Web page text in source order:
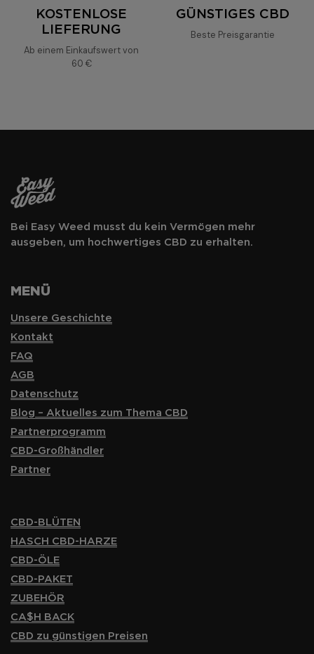
fruchtige, pflanzliche und würzige
Noten
wirksames CBD zu einem
günstigen Preis
KOSTENLOSE
LIEFERUNG
Ab einem Einkaufswert von
60 €
GÜNSTIGES CBD
Beste Preisgarantie
Bei Easy Weed musst du kein Vermögen mehr
ausgeben, um hochwertiges CBD zu erhalten.
MENÜ
Unsere Geschichte
Kontakt
FAQ
AGB
Datenschutz
Blog – Aktuelles zum Thema CBD
Partnerprogramm
CBD-Großhändler
Partner
CBD-BLÜTEN
HASCH CBD-HARZE
CBD-ÖLE
CBD-PAKET
ZUBEHÖR
CA$H BACK
CBD zu günstigen Preisen